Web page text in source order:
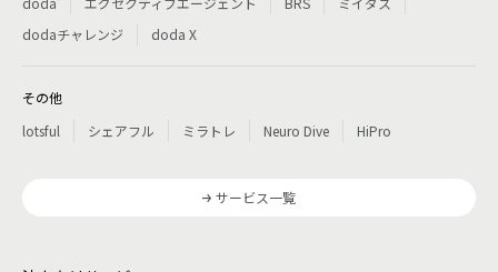
dodaチャレンジ
doda X
その他
lotsful
シェアフル ミラトレ Neuro Dive HiPro
サービス一覧